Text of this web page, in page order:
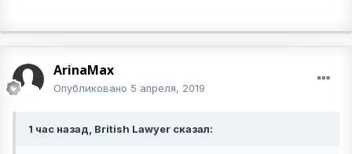
ArinaMax
Опубликовано 5 апреля, 2019
1 час назад, British Lawyer сказал: